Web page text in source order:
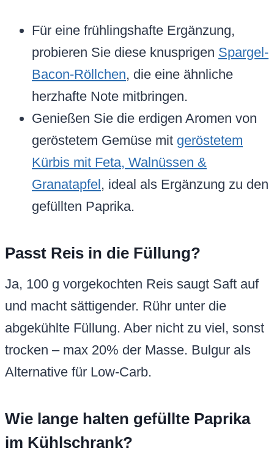
Für eine frühlingshafte Ergänzung,
probieren Sie diese knusprigen Spargel-
Bacon-Röllchen, die eine ähnliche
herzhafte Note mitbringen.
Genießen Sie die erdigen Aromen von
geröstetem Gemüse mit geröstetem
Kürbis mit Feta, Walnüssen &
Granatapfel , ideal als Ergänzung zu den
gefüllten Paprika.
Passt Reis in die Füllung?
Ja, 100 g vorgekochten Reis saugt Saft auf
und macht sättigender. Rühr unter die
abgekühlte Füllung. Aber nicht zu viel, sonst
trocken – max 20% der Masse. Bulgur als
Alternative für Low-Carb.
Wie lange halten gefüllte Paprika
im Kühlschrank?